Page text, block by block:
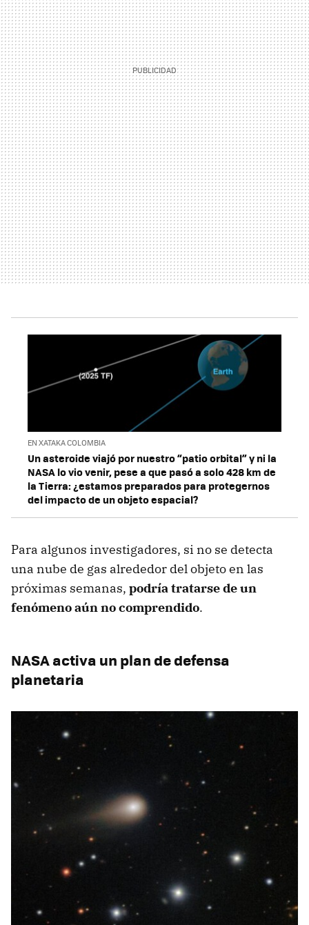
EN XATAKA COLOMBIA
Un asteroide viajó por nuestro “patio orbital” y ni la
NASA lo vio venir, pese a que pasó a solo 428 km de
la Tierra: ¿estamos preparados para protegernos
del impacto de un objeto espacial?
Para algunos investigadores, si no se detecta
una nube de gas alrededor del objeto en las
próximas semanas, podría tratarse de un
fenómeno aún no comprendido.
NASA activa un plan de defensa
planetaria